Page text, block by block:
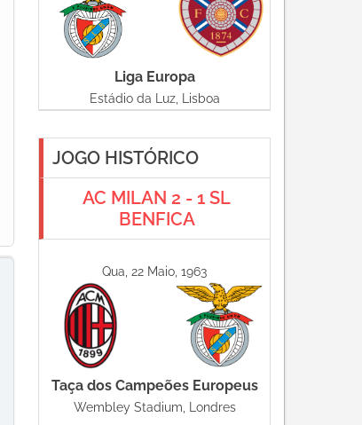
Liga Europa
Estádio da Luz, Lisboa
JOGO HISTÓRICO
AC MILAN 2 - 1 SL
BENFICA
Qua, 22 Maio, 1963
Taça dos Campeões Europeus
Wembley Stadium, Londres